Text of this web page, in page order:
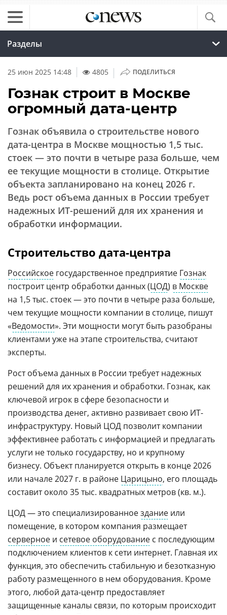
Разделы
25 июн 2025 14:48 4805 | ПОДЕЛИТЬСЯ
Гознак строит в Москве
огромный дата-центр
Гознак объявила о строительстве нового
дата-центра в Москве мощностью 1,5 тыс.
стоек — это почти в четыре раза больше, чем
ее текущие мощности в столице. Открытие
объекта запланировано на конец 2026 г.
Ведь рост объема данных в России требует
надежных ИТ-решений для их хранения и
обработки информации.
Строительство дата-центра
Российское государственное предприятие Гознак
построит центр обработки данных (ЦОД) в Москве
на 1,5 тыс. стоек — это почти в четыре раза больше,
чем текущие мощности компании в столице, пишут
«Ведомости». Эти мощности могут быть разобраны
клиентами уже на этапе строительства, считают
эксперты.
Рост объема данных в России требует надежных
решений для их хранения и обработки. Гознак, как
ключевой игрок в сфере безопасности и
производства денег, активно развивает свою ИТ-
инфраструктуру. Новый ЦОД позволит компании
эффективнее работать с информацией и предлагать
услуги не только государству, но и крупному
бизнесу. Объект планируется открыть в конце 2026
или начале 2027 г. в районе Царицыно, его площадь
составит около 35 тыс. квадратных метров (кв. м.).
ЦОД — это специализированноездание или
помещение, в котором компания размещает
серверное и сетевое оборудование с последующим
подключением клиентов к сети интернет. Главная их
функция, это обеспечить стабильную и безотказную
работу размещенного в нем оборудования. Кроме
этого, любой дата-центр предоставляет
защищенные каналы связи, по которым происходит